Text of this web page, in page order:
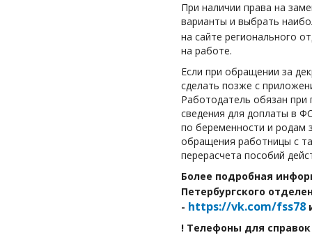
При наличии права на
варианты и выбрать
на сайте регионального
на работе.
Если при обращении за
сделать позже с
Работодатель обязан при
сведения для доплаты в
по беременности и родам
обращения работницы с
перерасчета пособий
Более подробная
Петербургского
- https://vk.com/fss78
! Телефоны для справок